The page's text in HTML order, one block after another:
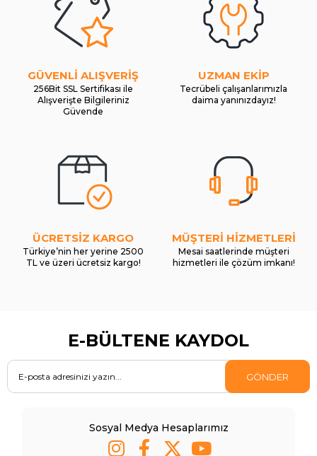
GÜVENLİ ALIŞVERİŞ
256Bit SSL Sertifikası ile
Alışverişte Bilgileriniz
Güvende
UZMAN EKİP
Tecrübeli çalışanlarımızla
daima yanınızdayız!
ÜCRETSİZ KARGO
Türkiye’nin her yerine 2500
TL ve üzeri ücretsiz kargo!
MÜŞTERİ HİZMETLERİ
Mesai saatlerinde müşteri
hizmetleri ile çözüm imkanı!
E-BÜLTENE KAYDOL
GÖNDER
Sosyal Medya Hesaplarımız